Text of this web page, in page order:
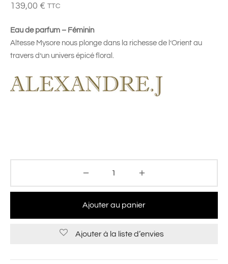
139,00 € TTC
Eau de parfum – Féminin
Altesse Mysore nous plonge dans la richesse de l’Orient au
travers d’un univers épicé floral.
Ajouter au panier
Ajouter à la liste d’envies